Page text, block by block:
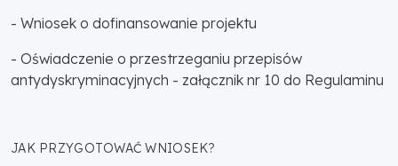
- Wniosek o dofinansowanie projektu
- Oświadczenie o przestrzeganiu przepisów
antydyskryminacyjnych - załącznik nr 10 do Regulaminu
JAK PRZYGOTOWAĆ WNIOSEK?